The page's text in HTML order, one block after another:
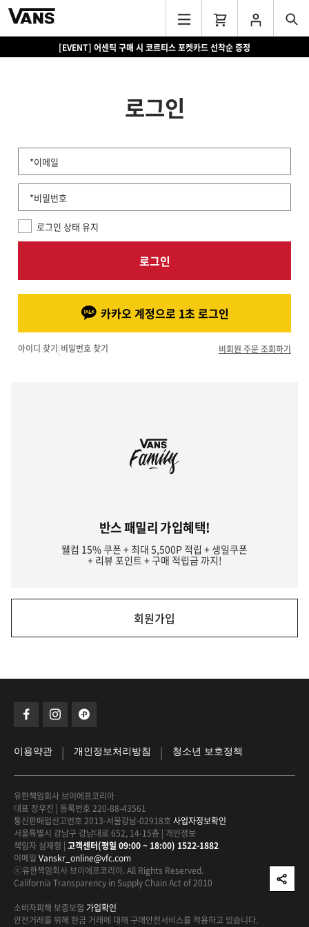
[EVENT] 어센틱 구매 시 코르티스 포켓카드 선착순 증정
로그인
*이메일
*비밀번호
로그인 상태 유지
로그인
카카오 계정으로 1초 로그인
아이디 찾기|비밀번호 찾기 비회원 주문 조회하기
반스 패밀리 가입혜택!
웰컴 15% 쿠폰 + 최대 5,500P 적립 + 생일쿠폰
+ 리뷰 포인트 + 구매 적립금 까지!
회원가입
이용약관 | 개인정보처리방침 | 청소년 보호정책
유한책임회사 브이에프코리아
대표 장우진 | 등록번호 220-88-43561
통신판매업신고번호 2013-서울강남-02918호 사업자정보확인
서울특별시 강남구 강남대로 652, 14-15층 | 개인정보
책임자 심재형 | 고객센터(평일 09:00 ~ 18:00) 1522-1882
이메일 Vanskr_online@vfc.com
ⓒ유한책임회사 브이에프코리아. All Rights Reserved.
California Transparency in Supply Chain Act of 2010
소비자피해 보증보험 가입확인
안전거래를 위해 현금 거래에 대해 구매안전서비스를 적용하고 있습니다.